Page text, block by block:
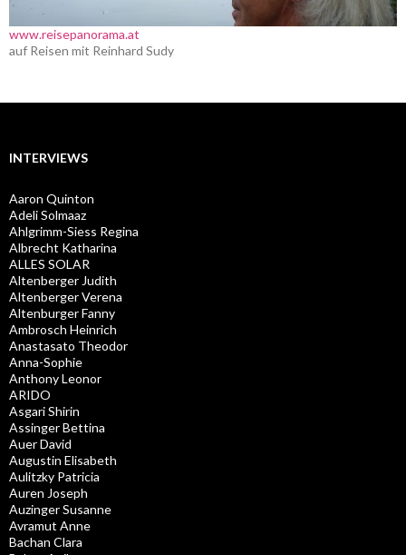
www.reisepanorama.at
auf Reisen mit Reinhard Sudy
INTERVIEWS
Aaron Quinton
Adeli Solmaaz
Ahlgrimm-Siess Regina
Albrecht Katharina
ALLES SOLAR
Altenberger Judith
Altenberger Verena
Altenburger Fanny
Ambrosch Heinrich
Anastasato Theodor
Anna-Sophie
Anthony Leonor
ARIDO
Asgari Shirin
Assinger Bettina
Auer David
Augustin Elisabeth
Aulitzky Patricia
Auren Joseph
Auzinger Susanne
Avramut Anne
Bachan Clara